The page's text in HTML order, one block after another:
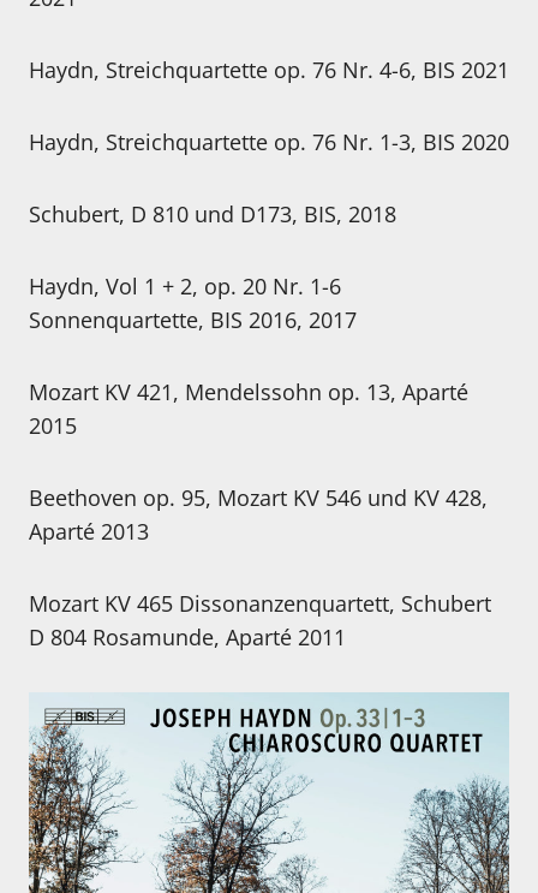
Haydn, Streichquartette op. 76 Nr. 4-6, BIS 2021
Haydn, Streichquartette op. 76 Nr. 1-3, BIS 2020
Schubert, D 810 und D173, BIS, 2018
Haydn, Vol 1 + 2, op. 20 Nr. 1-6
Sonnenquartette, BIS 2016, 2017
Mozart KV 421, Mendelssohn op. 13, Aparté
2015
Beethoven op. 95, Mozart KV 546 und KV 428,
Aparté 2013
Mozart KV 465 Dissonanzenquartett, Schubert
D 804 Rosamunde, Aparté 2011